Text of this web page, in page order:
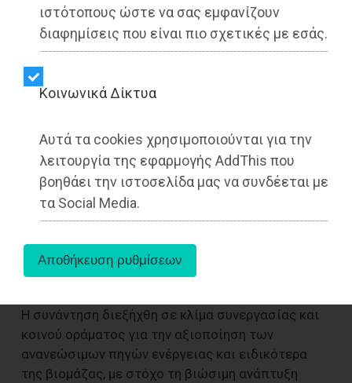
ιστότοπους ώστε να σας εμφανίζουν
διαφημίσεις που είναι πιο σχετικές με εσάς.
Kοινωνικά Δίκτυα
Αυτά τα cookies χρησιμοποιούνται για την
λειτουργία της εφαρμογής AddThis που
βοηθάει την ιστοσελίδα μας να συνδέεται με
τα Social Media.
πραγματοποιήθηκε συνάντηση εργασίας
μεταξύ των Δημάρχων των Βορείων
Μεσογείων: Ισιδώρου Μάδη (Δήμαρχος
Παιανίας), Κώστα Αλαγιάννη (Δήμαρχος
Μαρκόπουλου), Χρήστου Αηδόνη (Δήμαρχος
Κορωπίου), Δημήτρη Μάρκου (Δήμαρχος
Σπάτων-Αρτέμιδος).
Η συνάντηση διεξήχθη σε κλίμα συνεργασίας και
κοινού οράματος για την αξιοποίηση των
ανανεώσιμων πηγών ενέργειας και ειδικότερα
της βιομάζας, με στόχο τη βιώσιμη ανάπτυξη